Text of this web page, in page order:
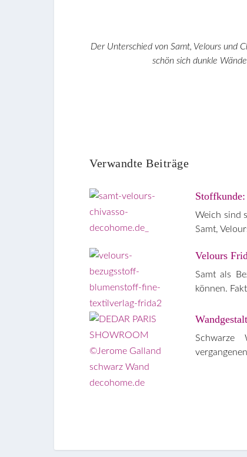
Der Unterschied von Samt, Velours und
schön sich dunkle
Verwandte Beiträge
Weich sind
Samt,
Velours
Samt als
können.
Schwarze